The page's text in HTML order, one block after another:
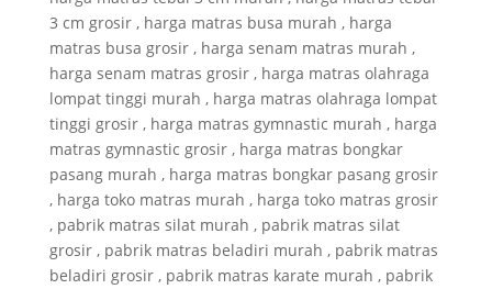
3 cm grosir , harga matras busa murah , harga
matras busa grosir , harga senam matras murah ,
harga senam matras grosir , harga matras olahraga
lompat tinggi murah , harga matras olahraga lompat
tinggi grosir , harga matras gymnastic murah , harga
matras gymnastic grosir , harga matras bongkar
pasang murah , harga matras bongkar pasang grosir
, harga toko matras murah , harga toko matras grosir
, pabrik matras silat murah , pabrik matras silat
grosir , pabrik matras beladiri murah , pabrik matras
beladiri grosir , pabrik matras karate murah , pabrik